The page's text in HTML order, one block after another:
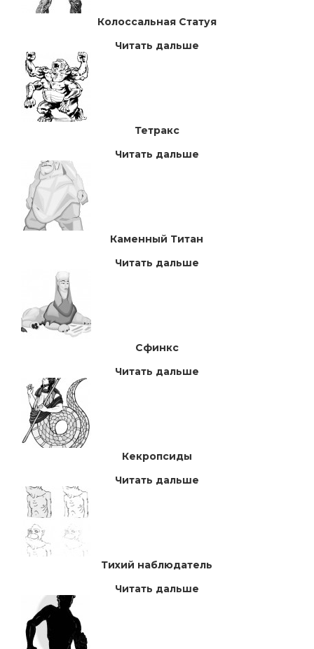
Колоссальная Статуя
Читать дальше
Тетракс
Читать дальше
Каменный Титан
Читать дальше
Сфинкс
Читать дальше
Кекропсиды
Читать дальше
Тихий наблюдатель
Читать дальше